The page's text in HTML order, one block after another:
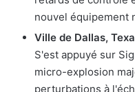
nouvel équipement
Ville de Dallas,
S'est appuyé sur
micro-explosion
perturbations à